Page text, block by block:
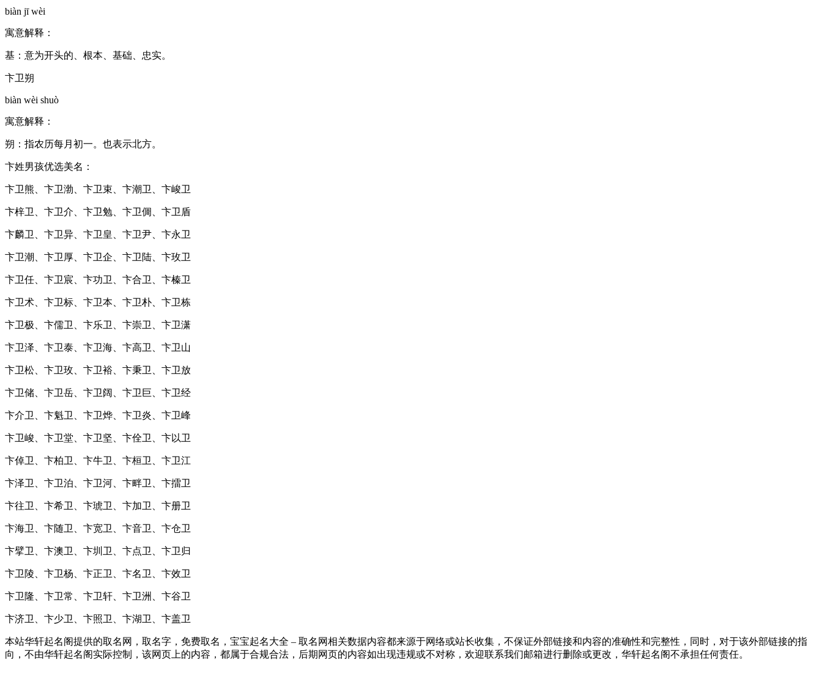
biàn jī wèi
寓意解释：
基：意为开头的、根本、基础、忠实。
卞卫朔
biàn wèi shuò
寓意解释：
朔：指农历每月初一。也表示北方。
卞姓男孩优选美名：
卞卫熊、卞卫渤、卞卫束、卞潮卫、卞峻卫
卞梓卫、卞卫介、卞卫勉、卞卫倜、卞卫盾
卞麟卫、卞卫异、卞卫皇、卞卫尹、卞永卫
卞卫潮、卞卫厚、卞卫企、卞卫陆、卞玫卫
卞卫任、卞卫宸、卞功卫、卞合卫、卞榛卫
卞卫术、卞卫标、卞卫本、卞卫朴、卞卫栋
卞卫极、卞儒卫、卞乐卫、卞崇卫、卞卫潇
卞卫泽、卞卫泰、卞卫海、卞高卫、卞卫山
卞卫松、卞卫玫、卞卫裕、卞秉卫、卞卫放
卞卫储、卞卫岳、卞卫阔、卞卫巨、卞卫经
卞介卫、卞魁卫、卞卫烨、卞卫炎、卞卫峰
卞卫峻、卞卫堂、卞卫坚、卞佺卫、卞以卫
卞倬卫、卞柏卫、卞牛卫、卞桓卫、卞卫江
卞泽卫、卞卫泊、卞卫河、卞畔卫、卞擂卫
卞往卫、卞希卫、卞琥卫、卞加卫、卞册卫
卞海卫、卞随卫、卞宽卫、卞音卫、卞仓卫
卞擘卫、卞澳卫、卞圳卫、卞点卫、卞卫归
卞卫陵、卞卫杨、卞正卫、卞名卫、卞效卫
卞卫隆、卞卫常、卞卫轩、卞卫洲、卞谷卫
卞济卫、卞少卫、卞照卫、卞湖卫、卞盖卫
本站华轩起名阁提供的取名网，取名字，免费取名，宝宝起名大全 – 取名网相关数据内容都来源于网络或站长收集，不保证外部链接和内容的准确性和完整性，同时，对于该外部链接的指
向，不由华轩起名阁实际控制，该网页上的内容，都属于合规合法，后期网页的内容如出现违规或不对称，欢迎联系我们邮箱进行删除或更改，华轩起名阁不承担任何责任。